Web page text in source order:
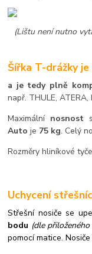
(Lištu není nutno
Šířka T-drážky
a je tedy plně
např. THULE, ATERA,
Maximální nosnost
Autoje 75 kg. Celý
Rozměry hliníkové
Uchycení
Střešní nosiče se
bodu (dle
pomocí matice.